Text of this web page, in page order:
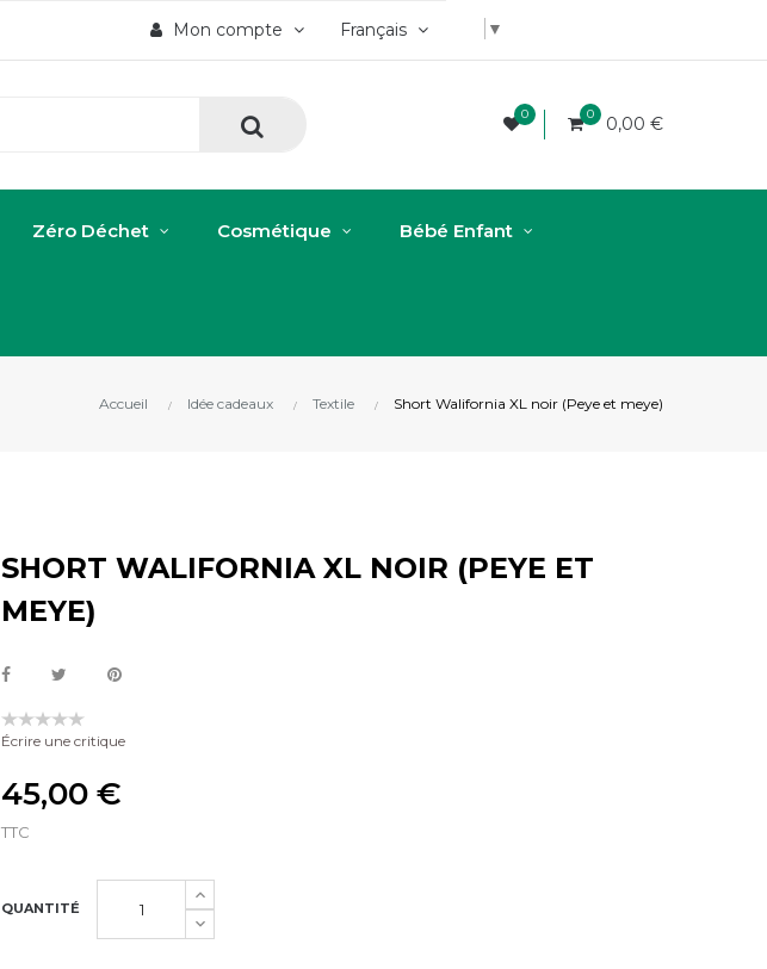
Français
Mon compte ▼
0 0 0,00 €
Zéro Déchet Cosmétique Bébé Enfant
Accueil Idée cadeaux Textile Short Walifornia XL noir (Peye et meye)
SHORT WALIFORNIA XL NOIR (PEYE ET
MEYE)
Écrire une critique
45,00 €
TTC
QUANTITÉ